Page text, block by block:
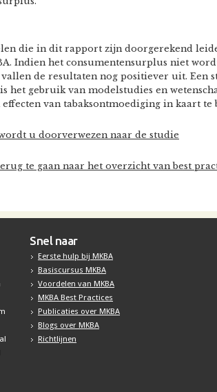
die in dit rapport zijn doorgerekend
Indien het consumentensurplus niet
de resultaten nog positiever uit. Een
het gebruik van modelstudies en
van tabaksontmoediging in kaart te
u doorverwezen naar de studie
te gaan naar het overzicht van best
Snel naar
Eerste hulp bij MKBA
Basiscursus MKBA
Voordelen van MKBA
MKBA Best Practices
Publicaties over MKBA
Blogs over MKBA
Richtlijnen